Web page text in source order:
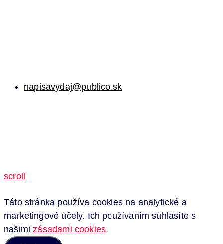
napisavydaj@publico.sk
scroll
Táto stránka používa cookies na analytické a
marketingové účely. Ich používaním súhlasíte s
našimizásadami cookies.